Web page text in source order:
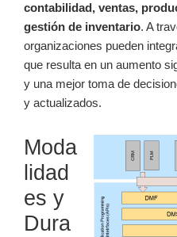
contabilidad, ventas,‌
gestión de inventario. A⁣
organizaciones pueden
que resulta en ⁣un ⁢aumento
y una mejor toma de
y actualizados.
Moda
lidad
es ‌y
Dura